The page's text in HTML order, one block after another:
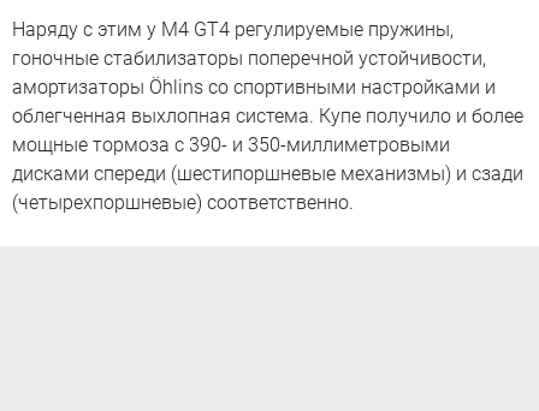
Наряду с этим у M4 GT4 регулируемые пружины,
гоночные стабилизаторы поперечной устойчивости,
амортизаторы Öhlins со спортивными настройками и
облегченная выхлопная система. Купе получило и более
мощные тормоза с 390- и 350-миллиметровыми
дисками спереди (шестипоршневые механизмы) и сзади
(четырехпоршневые) соответственно.